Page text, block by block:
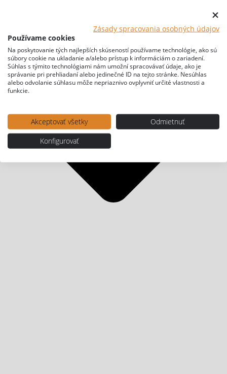
Zásady spracovania osobných údajov
Používame cookies
Na poskytovanie tých najlepších skúseností používame technológie, ako sú
súbory cookie na ukladanie a/alebo prístup k informáciám o zariadení.
Súhlas s týmito technológiami nám umožní spracovávať údaje, ako je
správanie pri prehliadaní alebo jedinečné ID na tejto stránke. Nesúhlas
alebo odvolanie súhlasu môže nepriaznivo ovplyvniť určité vlastnosti a
funkcie.
Akceptovať všetky
Odmietnuť
Konfigurovať